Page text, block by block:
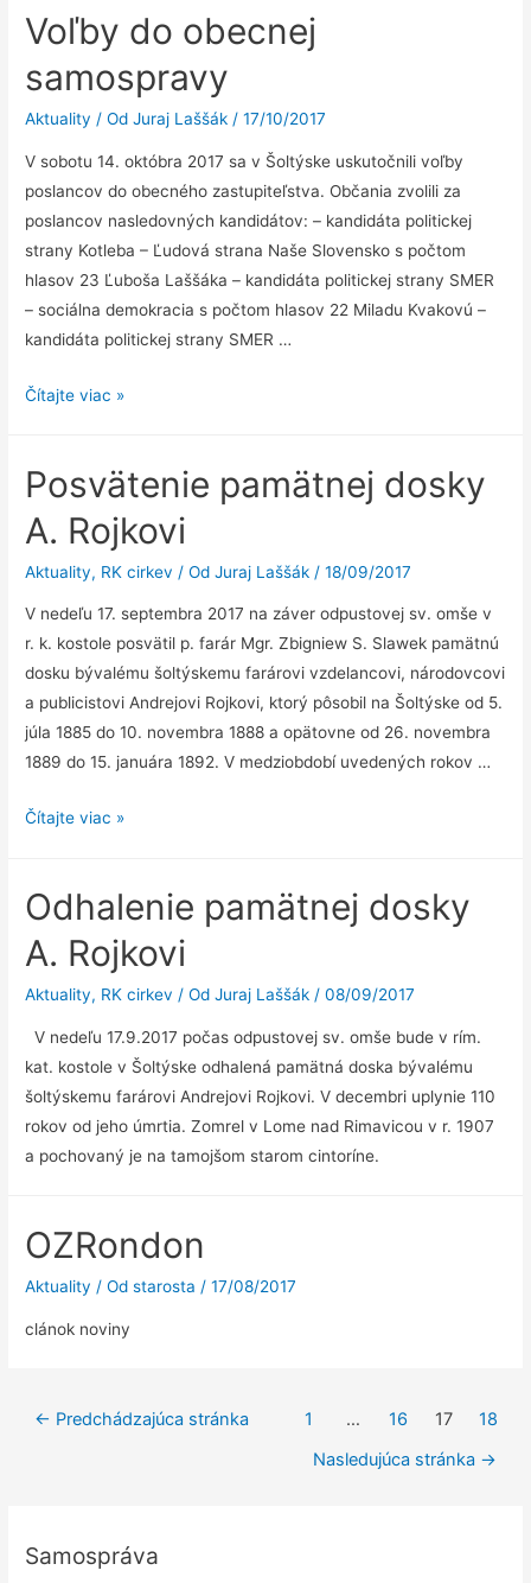
Samospráva
prezentácia
Voľby do obecnej
samospravy
Aktuality / Od Juraj Laššák /17/10/2017
V sobotu 14. októbra 2017 sa v Šoltýske uskutočnili voľby
poslancov do obecného zastupiteľstva. Občania zvolili za
poslancov nasledovných kandidátov: – kandidáta politickej
strany Kotleba – Ľudová strana Naše Slovensko s počtom
hlasov 23 Ľuboša Laššáka – kandidáta politickej strany SMER
– sociálna demokracia s počtom hlasov 22 Miladu Kvakovú –
kandidáta politickej strany SMER …
Voľby
samospravy
Čítajte viac »
Posvätenie pamätnej dosky
A. Rojkovi
Aktuality, RK cirkev / Od Juraj Laššák /18/09/2017
V nedeľu 17. septembra 2017 na záver odpustovej sv. omše v
r. k. kostole posvätil p. farár Mgr. Zbigniew S. Slawek pamätnú
dosku bývalému šoltýskemu farárovi vzdelancovi, národovcovi
a publicistovi Andrejovi Rojkovi, ktorý pôsobil na Šoltýske od 5.
júla 1885 do 10. novembra 1888 a opätovne od 26. novembra
1889 do 15. januára 1892. V medziobdobí uvedených rokov …
Posvätenie
A.
Rojkovi
Čítajte viac »
Odhalenie pamätnej dosky
A. Rojkovi
Aktuality, RK cirkev / Od Juraj Laššák /08/09/2017
V nedeľu 17.9.2017 počas odpustovej sv. omše bude v rím.
kat. kostole v Šoltýske odhalená pamätná doska bývalému
šoltýskemu farárovi Andrejovi Rojkovi. V decembri uplynie 110
rokov od jeho úmrtia. Zomrel v Lome nad Rimavicou v r. 1907
a pochovaný je na tamojšom starom cintoríne.
OZRondon
Aktuality / Od starosta /17/08/2017
clánok noviny
Navigácia
← Predchádzajúca stránka 1 … 16 17
18
Nasledujúca stránka →